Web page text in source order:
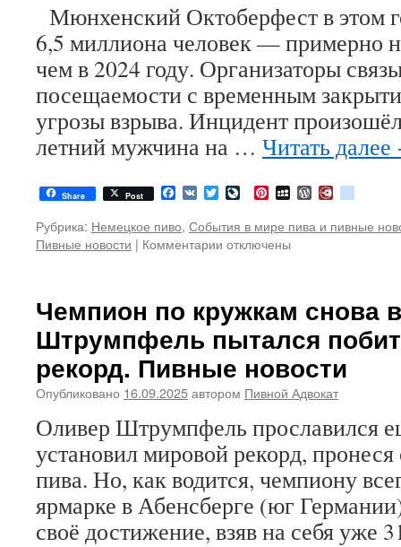
Мюнхенский Октоберфест в этом
6,5 миллиона человек — примерно
чем в 2024 году. Организаторы
посещаемости с временным
угрозы взрыва. Инцидент
летний мужчина на … Читать далее
Share Post Facebook
VK TwitterLiveJournal
PinterestMySpaceWordPress
Diary.Ru
Рубрика: Немецкое пиво, События в мире пива и пивные
Пивные новости | Комментарии к
меньше
посетителей
и
пива,
температурным
рекордом.
Пивные
новости.
Немецкое
пиво
отключены
Чемпион по кружкам снова
Штрумпфель пытался
рекорд. Пивные новости
Опубликовано 16.09.2025автором Пивной Адвокат
Оливер Штрумпфель прославился
установил мировой рекорд,
пива. Но, как водится, чемпиону
ярмарке в Абенсберге (юг
своё достижение, взяв на себя уже